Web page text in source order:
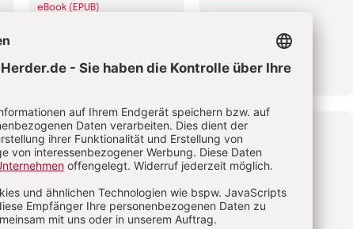
20,00 €
eBook (EPUB)
20,00 €